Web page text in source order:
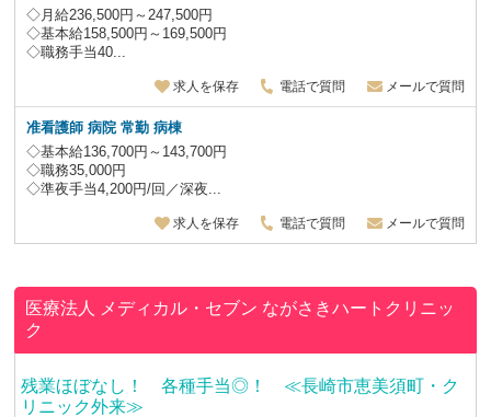
◇月給236,500円～247,500円
◇基本給158,500円～169,500円
◇職務手当40...
求人を保存 電話で質問 メールで質問
准看護師 病院 常勤 病棟
◇基本給136,700円～143,700円
◇職務35,000円
◇準夜手当4,200円/回／深夜...
求人を保存 電話で質問 メールで質問
医療法人 メディカル・セブン ながさきハートクリニッ
ク
残業ほぼなし！ 各種手当◎！ ≪長崎市恵美須町・ク
リニック外来≫